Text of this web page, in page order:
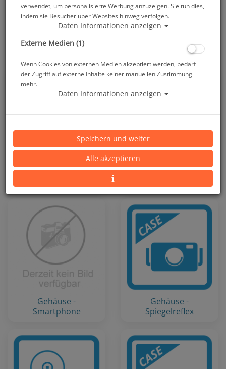
Gehäuse -
Gehäuse - Mirrorless
Gehäuse -
Smartphone
Gehäuse -
Spiegelreflex
verwendet, um personalisierte Werbung anzuzeigen. Sie tun dies,
indem sie Besucher über Websites hinweg verfolgen.
Daten Informationen anzeigen
Externe Medien (1)
Wenn Cookies von externen Medien akzeptiert werden, bedarf
der Zugriff auf externe Inhalte keiner manuellen Zustimmung
mehr.
Daten Informationen anzeigen
Speichern und weiter
Alle akzeptieren